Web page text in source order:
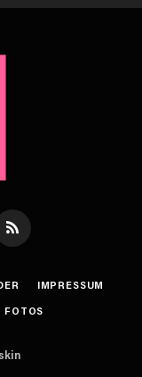
RSS
IMPRESSUM
FOTOS